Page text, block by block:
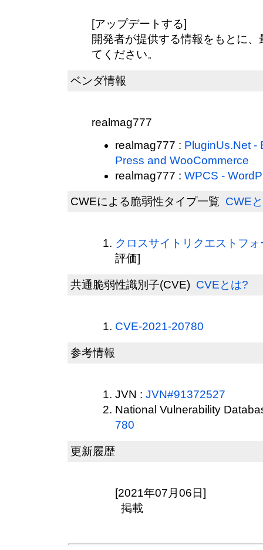
[アップデートする]
開発者が提供する情報をもとに
てください。
ベンダ情報
realmag777
realmag777 : PluginUs.Net -
Press and WooCommerce
realmag777 : WPCS -
CWEによる脆弱性タイプ一覧 CWE
クロスサイトリクエストフ
評価]
共通脆弱性識別子(CVE) CVEとは?
CVE-2021-20780
参考情報
JVN : JVN#91372527
National Vulnerability
780
更新履歴
[2021年07月06日]
掲載